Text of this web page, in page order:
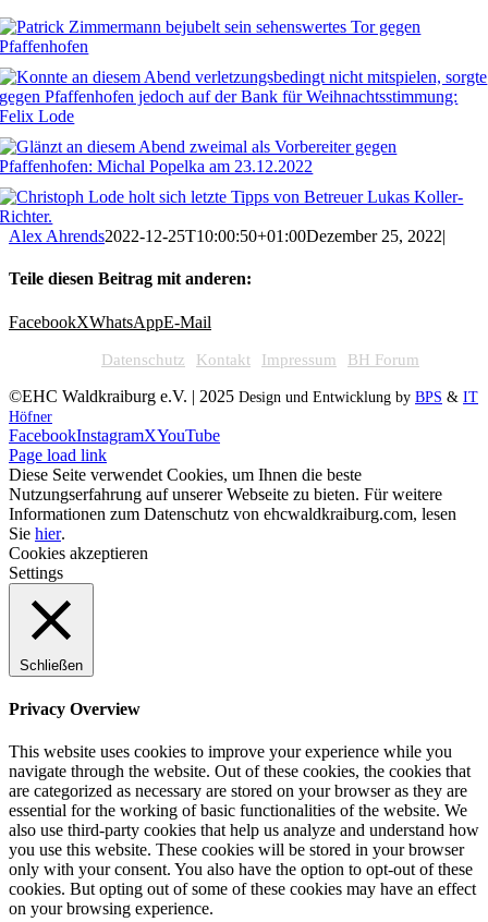
Alex Ahrends2022-12-25T10:00:50+01:00Dezember 25, 2022|
Teile diesen Beitrag mit anderen:
FacebookXWhatsAppE-Mail
Datenschutz Kontakt Impressum BH Forum
©EHC Waldkraiburg e.V. | 2025 Design und Entwicklung by BPS & IT
Höfner
FacebookInstagramXYouTube
Page load link
Diese Seite verwendet Cookies, um Ihnen die beste
Nutzungserfahrung auf unserer Webseite zu bieten. Für weitere
Informationen zum Datenschutz von ehcwaldkraiburg.com, lesen
Sie hier.
Cookies akzeptieren
Settings
Schließen
Privacy Overview
This website uses cookies to improve your experience while you
navigate through the website. Out of these cookies, the cookies that
are categorized as necessary are stored on your browser as they are
essential for the working of basic functionalities of the website. We
also use third-party cookies that help us analyze and understand how
you use this website. These cookies will be stored in your browser
only with your consent. You also have the option to opt-out of these
cookies. But opting out of some of these cookies may have an effect
on your browsing experience.